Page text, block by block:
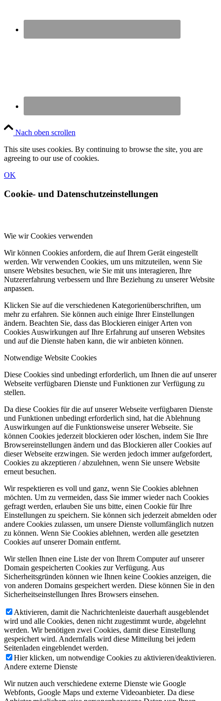
Nach oben scrollen
This site uses cookies. By continuing to browse the site, you are
agreeing to our use of cookies.
OK
Cookie- und Datenschutzeinstellungen
Wie wir Cookies verwenden
Wir können Cookies anfordern, die auf Ihrem Gerät eingestellt
werden. Wir verwenden Cookies, um uns mitzuteilen, wenn Sie
unsere Websites besuchen, wie Sie mit uns interagieren, Ihre
Nutzererfahrung verbessern und Ihre Beziehung zu unserer Website
anpassen.
Klicken Sie auf die verschiedenen Kategorienüberschriften, um
mehr zu erfahren. Sie können auch einige Ihrer Einstellungen
ändern. Beachten Sie, dass das Blockieren einiger Arten von
Cookies Auswirkungen auf Ihre Erfahrung auf unseren Websites
und auf die Dienste haben kann, die wir anbieten können.
Notwendige Website Cookies
Diese Cookies sind unbedingt erforderlich, um Ihnen die auf unserer
Webseite verfügbaren Dienste und Funktionen zur Verfügung zu
stellen.
Da diese Cookies für die auf unserer Webseite verfügbaren Dienste
und Funktionen unbedingt erforderlich sind, hat die Ablehnung
Auswirkungen auf die Funktionsweise unserer Webseite. Sie
können Cookies jederzeit blockieren oder löschen, indem Sie Ihre
Browsereinstellungen ändern und das Blockieren aller Cookies auf
dieser Webseite erzwingen. Sie werden jedoch immer aufgefordert,
Cookies zu akzeptieren / abzulehnen, wenn Sie unsere Website
erneut besuchen.
Wir respektieren es voll und ganz, wenn Sie Cookies ablehnen
möchten. Um zu vermeiden, dass Sie immer wieder nach Cookies
gefragt werden, erlauben Sie uns bitte, einen Cookie für Ihre
Einstellungen zu speichern. Sie können sich jederzeit abmelden oder
andere Cookies zulassen, um unsere Dienste vollumfänglich nutzen
zu können. Wenn Sie Cookies ablehnen, werden alle gesetzten
Cookies auf unserer Domain entfernt.
Wir stellen Ihnen eine Liste der von Ihrem Computer auf unserer
Domain gespeicherten Cookies zur Verfügung. Aus
Sicherheitsgründen können wie Ihnen keine Cookies anzeigen, die
von anderen Domains gespeichert werden. Diese können Sie in den
Sicherheitseinstellungen Ihres Browsers einsehen.
Aktivieren, damit die Nachrichtenleiste dauerhaft ausgeblendet
wird und alle Cookies, denen nicht zugestimmt wurde, abgelehnt
werden. Wir benötigen zwei Cookies, damit diese Einstellung
gespeichert wird. Andernfalls wird diese Mitteilung bei jedem
Seitenladen eingeblendet werden.
Hier klicken, um notwendige Cookies zu aktivieren/deaktivieren.
Andere externe Dienste
Wir nutzen auch verschiedene externe Dienste wie Google
Webfonts, Google Maps und externe Videoanbieter. Da diese